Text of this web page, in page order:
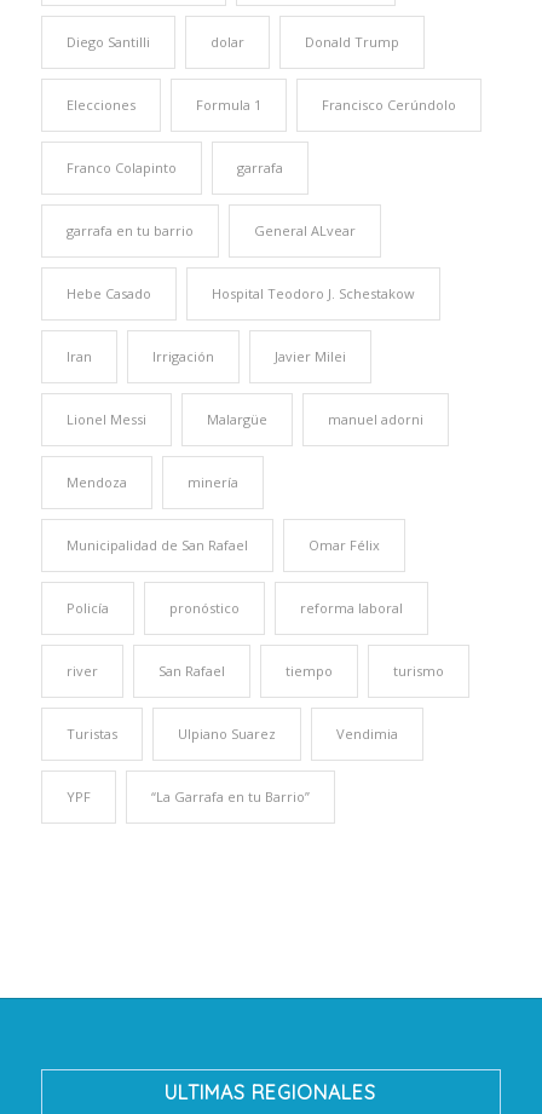
Diego Santilli dolar Donald Trump
Elecciones Formula 1 Francisco Cerúndolo
Franco Colapinto garrafa
garrafa en tu barrio General ALvear
Hebe Casado Hospital Teodoro J. Schestakow
Iran Irrigación Javier Milei
Lionel Messi Malargüe manuel adorni
Mendoza minería
Municipalidad de San Rafael Omar Félix
Policía pronóstico reforma laboral
river San Rafael tiempo turismo
Turistas Ulpiano Suarez Vendimia
YPF “La Garrafa en tu Barrio”
ULTIMAS REGIONALES